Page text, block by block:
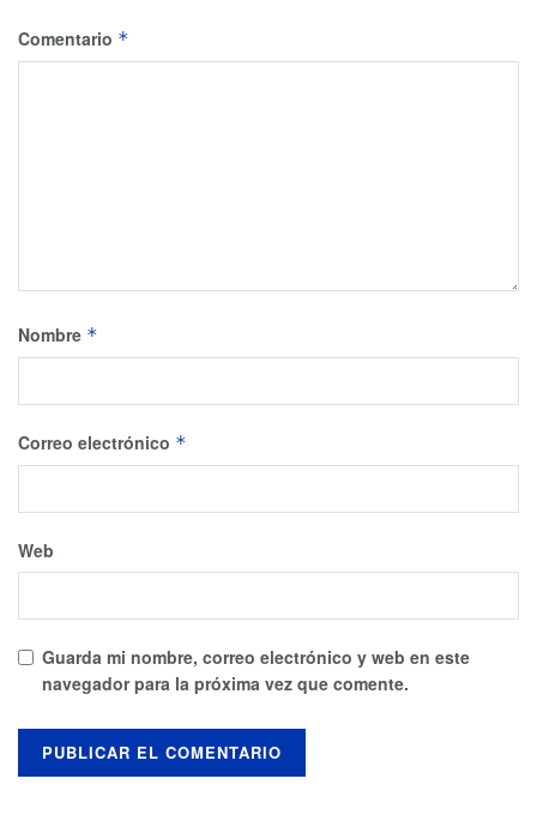
Comentario *
Nombre *
Correo electrónico *
Web
Guarda mi nombre, correo electrónico y web en este
navegador para la próxima vez que comente.